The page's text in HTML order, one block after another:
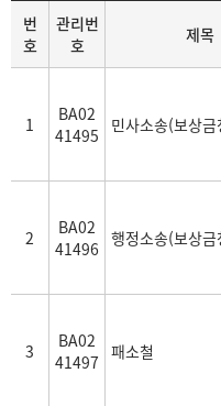
목
록
번
호
관리번
호
제목
1
BA02
41495
민사소송(보상금
2
BA02
41496 행정소송(보상금
3
BA02
41497 패소철